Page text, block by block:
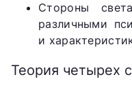
Стороны
различными
и
Теория четырех